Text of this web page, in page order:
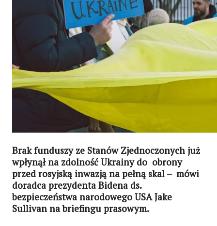
Brak funduszy ze Stanów Zjednoczonych już
wpłynął na zdolność Ukrainy do obrony
przed rosyjską inwazją na pełną skal – mówi
doradca prezydenta Bidena ds.
bezpieczeństwa narodowego USA Jake
Sullivan na briefingu prasowym.